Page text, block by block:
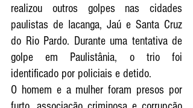
realizou outros golpes nas cidades
paulistas de Iacanga, Jaú e Santa Cruz
do Rio Pardo. Durante uma tentativa de
golpe em Paulistânia, o trio foi
identificado por policiais e detido.
O homem e a mulher foram presos por